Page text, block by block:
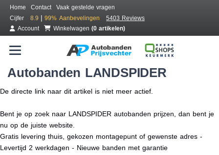
Home Contact
Vaak gestelde vragen
Cijfer
8.9 | 99% Aanbevelingen
5403 Reviews
Account
Winkelwagen (0 artikelen)
Autobanden LANDSPIDER
De directe link naar dit artikel is niet meer actief.
Bent je op zoek naar LANDSPIDER autobanden prijzen, dan bent je
nu op de juiste website.
Gratis levering thuis, gekozen montagepunt of gewenste adres -
Levertijd 2 werkdagen - Nieuwe banden met garantie